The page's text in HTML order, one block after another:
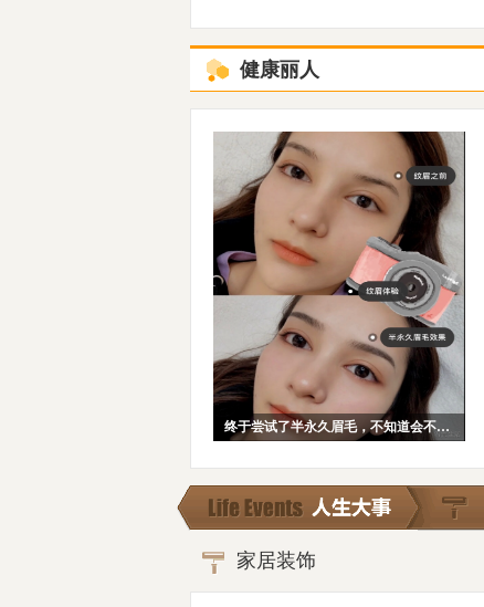
健康丽人
终于尝试了半永久眉毛，不知道会不会后悔~
家居装饰